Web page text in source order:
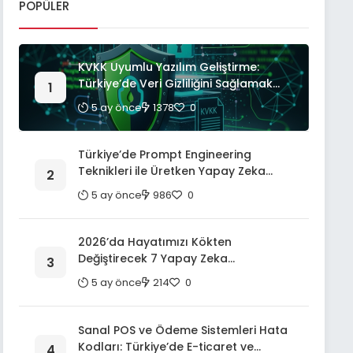
POPÜLER
KVKK Uyumlu Yazılım Geliştirme:
Türkiye’de Veri Gizliliğini Sağlamak
İçin Kapsamlı Bir Rehber
5 ay önce 1378 0
Türkiye’de Prompt Engineering
Teknikleri ile Üretken Yapay Zeka
Modellerinden En Yüksek Verimi Alma:
Kapsamlı Bir Rehber
5 ay önce 986 0
2026’da Hayatımızı Kökten
Değiştirecek 7 Yapay Zeka
Uygulaması: Geleceğin Teknolojileri
5 ay önce 214 0
Sanal POS ve Ödeme Sistemleri Hata
Kodları: Türkiye’de E-ticaret ve